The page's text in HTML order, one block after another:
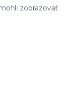
zobrazovať